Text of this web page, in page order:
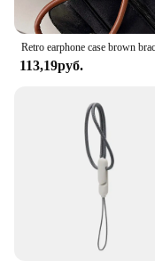
Features:
**Elegant
The Apple iPhone
Crafted from
designed to offer
and scratches
bracelet adds a
making it a
Whether you're at
enjoying a casual
ensures your
113,19руб.